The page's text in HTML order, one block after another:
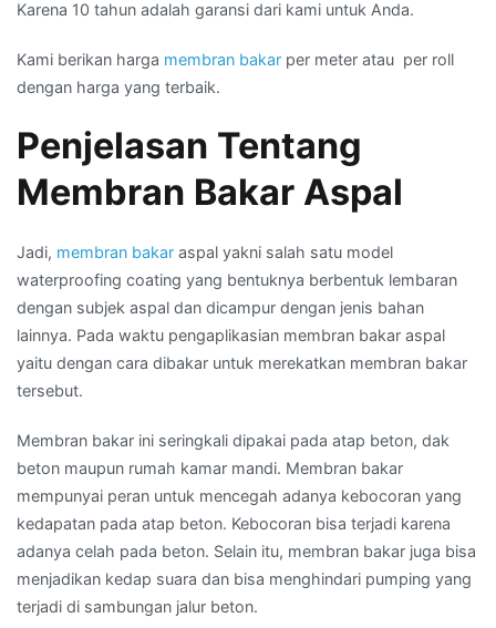
Karena 10 tahun adalah garansi dari kami untuk Anda.
Kami berikan harga membran bakar per meter atau per roll
dengan harga yang terbaik.
Penjelasan Tentang
Membran Bakar Aspal
Jadi, membran bakar aspal yakni salah satu model
waterproofing coating yang bentuknya berbentuk lembaran
dengan subjek aspal dan dicampur dengan jenis bahan
lainnya. Pada waktu pengaplikasian membran bakar aspal
yaitu dengan cara dibakar untuk merekatkan membran bakar
tersebut.
Membran bakar ini seringkali dipakai pada atap beton, dak
beton maupun rumah kamar mandi. Membran bakar
mempunyai peran untuk mencegah adanya kebocoran yang
kedapatan pada atap beton. Kebocoran bisa terjadi karena
adanya celah pada beton. Selain itu, membran bakar juga bisa
menjadikan kedap suara dan bisa menghindari pumping yang
terjadi di sambungan jalur beton.